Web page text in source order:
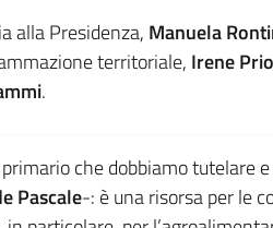
alla Presidenza, Manuela
territoriale, Irene
.
primario che dobbiamo tutelare
Pascale-: è una risorsa per le